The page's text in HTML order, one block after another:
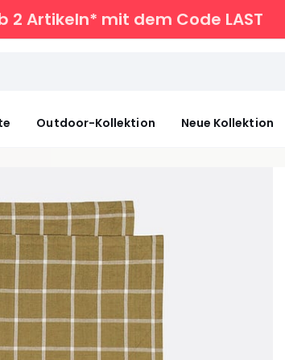
2 Artikeln* mit dem Code LAST
Outdoor-Kollektion Neue Kollektion